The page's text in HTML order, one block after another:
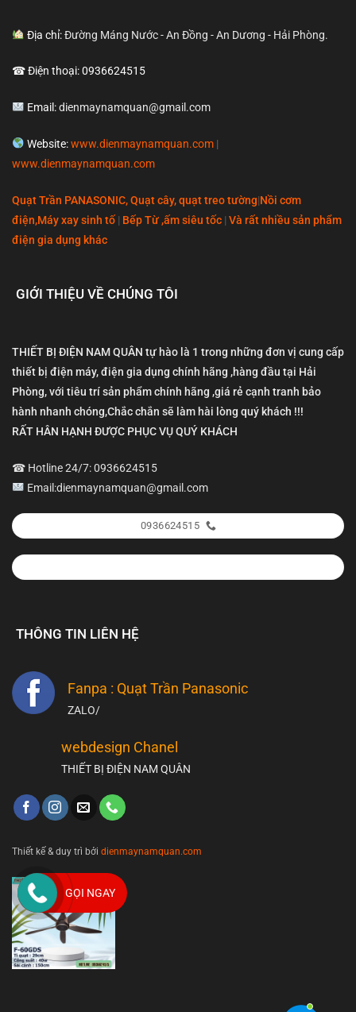
Địa chỉ:Đường Máng Nước - An Đồng - An Dương - Hải Phòng.
☎ Điện thoại: 0936624515
Email:dienmaynamquan@gmail.com
Website:www.dienmaynamquan.com |
www.dienmaynamquan.com
Quạt Trần PANASONIC, Quạt cây, quạt treo tường|Nồi cơm
điện,Máy xay sinh tố | Bếp Từ ,ấm siêu tốc | Và rất nhiều sản phẩm
điện gia dụng khác
GIỚI THIỆU VỀ CHÚNG TÔI
THIẾT BỊ ĐIỆN NAM QUÂN tự hào là 1 trong những đơn vị cung cấp
thiết bị điện máy, điện gia dụng chính hãng ,hàng đầu tại Hải
Phòng, với tiêu trí sản phẩm chính hãng ,giá rẻ cạnh tranh bảo
hành nhanh chóng,Chắc chắn sẽ làm hài lòng quý khách !!!
RẤT HÂN HẠNH ĐƯỢC PHỤC VỤ QUÝ KHÁCH
☎ Hotline 24/7: 0936624515
Email:dienmaynamquan@gmail.com
0936624515
THÔNG TIN LIÊN HỆ
Fanpa : Quạt Trần Panasonic
ZALO/
webdesign Chanel
THIẾT BỊ ĐIỆN NAM QUÂN
Thiết kế & duy trì bởi dienmaynamquan.com
GỌI NGAY